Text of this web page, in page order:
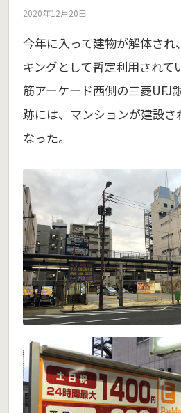
2020年12月20日
今年に入って建物が解体され
キングとして暫定利用されて
筋アーケード西側の三菱UFJ
跡には、マンションが建設
なった。